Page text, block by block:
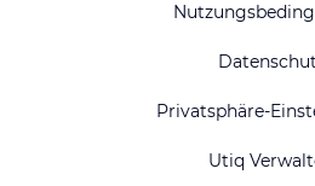
Privatsphäre-
Utiq